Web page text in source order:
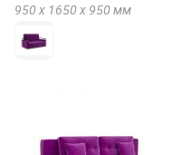
950 х 1650 х 950 мм